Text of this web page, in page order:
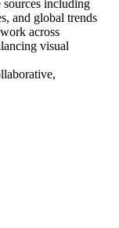
including
and global trends
across
visual